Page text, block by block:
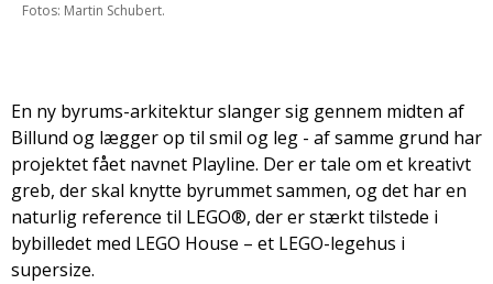
Fotos: Martin Schubert.
En ny byrums-arkitektur slanger sig gennem midten af
Billund og lægger op til smil og leg - af samme grund har
projektet fået navnet Playline. Der er tale om et kreativt
greb, der skal knytte byrummet sammen, og det har en
naturlig reference til LEGO®, der er stærkt tilstede i
bybilledet med LEGO House – et LEGO-legehus i
supersize.